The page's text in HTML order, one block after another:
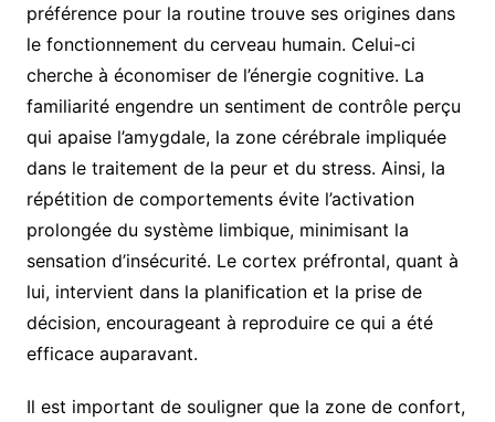
préférence pour la routine trouve ses origines dans
le fonctionnement du cerveau humain. Celui-ci
cherche à économiser de l’énergie cognitive. La
familiarité engendre un sentiment de contrôle perçu
qui apaise l’amygdale, la zone cérébrale impliquée
dans le traitement de la peur et du stress. Ainsi, la
répétition de comportements évite l’activation
prolongée du système limbique, minimisant la
sensation d’insécurité. Le cortex préfrontal, quant à
lui, intervient dans la planification et la prise de
décision, encourageant à reproduire ce qui a été
efficace auparavant.
Il est important de souligner que la zone de confort,